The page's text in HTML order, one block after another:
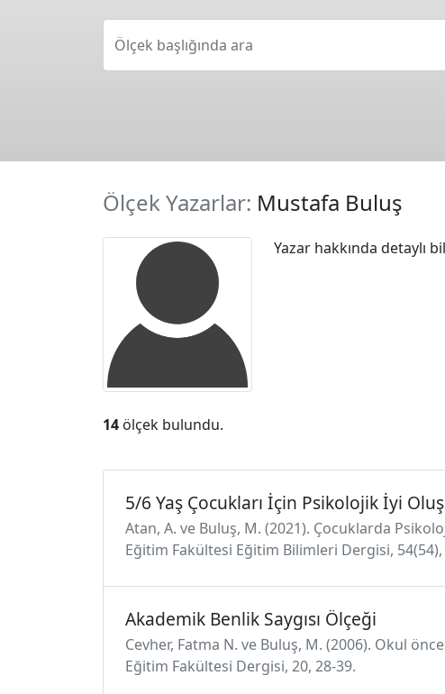
Ölçek başlığında ara
Ölçek Yazarlar: Mustafa Buluş
Yazar hakkında detaylı
14 ölçek bulundu.
5/6 Yaş Çocukları İçin Psikolojik İyi
Atan, A. ve Buluş, M. (2021). Çocuklarda
Eğitim Fakültesi Eğitim Bilimleri Dergisi, 54(54),
Akademik Benlik Saygısı Ölçeği
Cevher, Fatma N. ve Buluş, M. (2006). Okul
Eğitim Fakültesi Dergisi, 20, 28-39.